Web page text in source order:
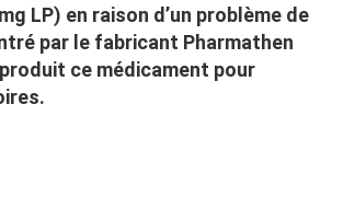
LP) en raison d’un problème de
par le fabricant Pharmathen
ce médicament pour